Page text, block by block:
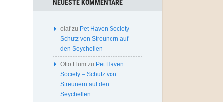
NEUESTE KOMMENTARE
olafzu Pet Haven Society –
Schutz von Streunern auf
den Seychellen
Otto Flum zu Pet Haven
Society – Schutz von
Streunern auf den
Seychellen